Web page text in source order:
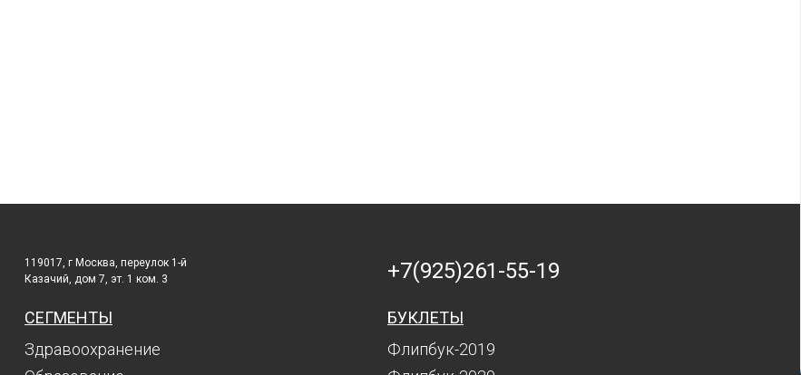
119017, г Москва, переулок 1-й
Казачий, дом 7, эт. 1 ком. 3
СЕГМЕНТЫ
Здравоохранение
+7(925)261-55-19
БУКЛЕТЫ
Флипбук-2019